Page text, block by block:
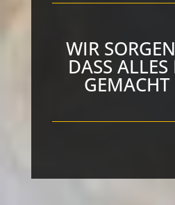
WIR
DASS